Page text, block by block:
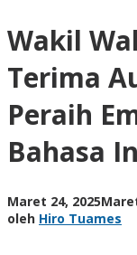
Wakil
Terima
Peraih
Bahasa
Maret 24, 2025
oleh Hiro Tuames